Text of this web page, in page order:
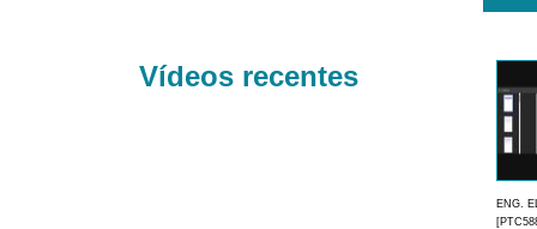
Vídeos recentes
ENG.